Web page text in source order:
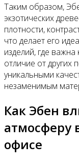
Таким образом,
экзотических
плотности,
что делает его
изделий, где важна
отличие от других
уникальными
незаменимым
Как Эбен
атмосферу
офисе